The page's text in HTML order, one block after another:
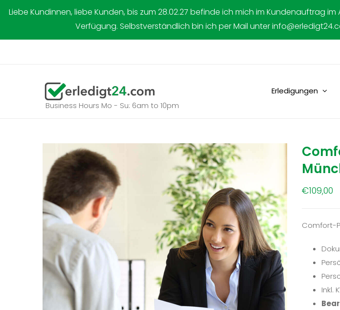
Liebe Kundinnen, liebe Kunden, bis zum 28.02.27 befinde ich mich im Kundenauftrag
Verfügung. Selbstverständlich bin ich per Mail unter
Business Hours Mo - Su: 6am to 10pm
Erledigungen
€109,00
Comfort-
Inkl.